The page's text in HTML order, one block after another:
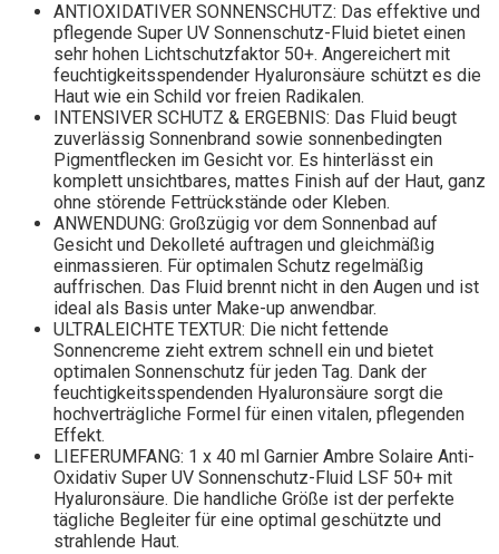
ANTIOXIDATIVER SONNENSCHUTZ: Das effektive und
pflegende Super UV Sonnenschutz-Fluid bietet einen
sehr hohen Lichtschutzfaktor 50+. Angereichert mit
feuchtigkeitsspendender Hyaluronsäure schützt es die
Haut wie ein Schild vor freien Radikalen.
INTENSIVER SCHUTZ & ERGEBNIS: Das Fluid beugt
zuverlässig Sonnenbrand sowie sonnenbedingten
Pigmentflecken im Gesicht vor. Es hinterlässt ein
komplett unsichtbares, mattes Finish auf der Haut, ganz
ohne störende Fettrückstände oder Kleben.
ANWENDUNG: Großzügig vor dem Sonnenbad auf
Gesicht und Dekolleté auftragen und gleichmäßig
einmassieren. Für optimalen Schutz regelmäßig
auffrischen. Das Fluid brennt nicht in den Augen und ist
ideal als Basis unter Make-up anwendbar.
ULTRALEICHTE TEXTUR: Die nicht fettende
Sonnencreme zieht extrem schnell ein und bietet
optimalen Sonnenschutz für jeden Tag. Dank der
feuchtigkeitsspendenden Hyaluronsäure sorgt die
hochverträgliche Formel für einen vitalen, pflegenden
Effekt.
LIEFERUMFANG: 1 x 40 ml Garnier Ambre Solaire Anti-
Oxidativ Super UV Sonnenschutz-Fluid LSF 50+ mit
Hyaluronsäure. Die handliche Größe ist der perfekte
tägliche Begleiter für eine optimal geschützte und
strahlende Haut.